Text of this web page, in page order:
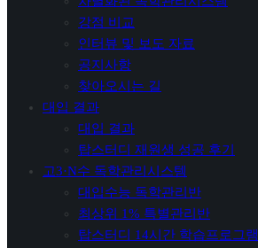
강점 비교
인터뷰 및 보도 자료
공지사항
찾아오시는 길
대입 결과
대입 결과
탑스터디 재원생 성공 후기
고3·N수 독학관리시스템
대입수능 독학관리반
최상위 1% 특별관리반
탑스터디 14시간 학습프로그램